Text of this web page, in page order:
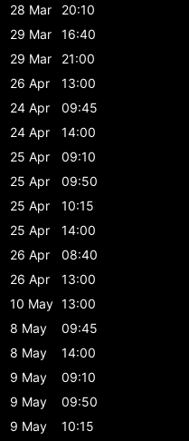
28 Mar
20:10
29 Mar
16:40
29 Mar
21:00
26 Apr
13:00
24 Apr
09:45
24 Apr
14:00
25 Apr
09:10
25 Apr
09:50
25 Apr
10:15
25 Apr
14:00
26 Apr
08:40
26 Apr
13:00
10 May 13:00
8 May
09:45
8 May
14:00
9 May
09:10
9 May
09:50
9 May
10:15